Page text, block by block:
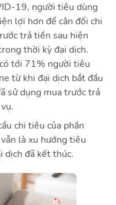
19, người tiêu dùng
lợi hơn để cân đối chi
trả tiền sau hiện
thời kỳ đại dịch.
tới 71% người tiêu
từ khi đại dịch bắt đầu
sử dụng mua trước trả
chi tiêu của phần
là xu hướng tiêu
dịch đã kết thúc.